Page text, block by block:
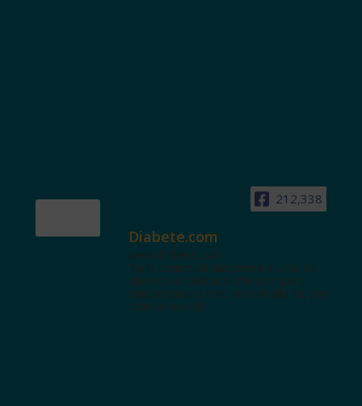
212,338
Diabete.com
www.diabete.com
Tanti contenuti autorevoli e un'area
interattiva dedicata a te con spazi
educazionali e test. Iscriviti alla NL per
tutte le novità!